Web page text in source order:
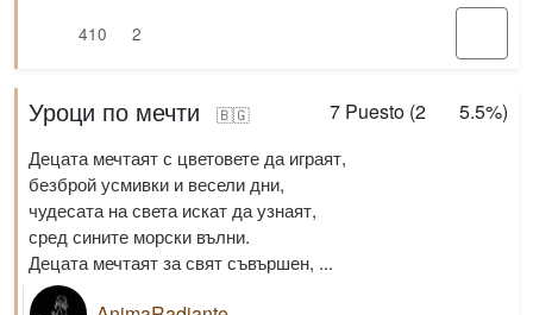
410
2
7 Puesto (2 5.5%)
Уроци по мечти 🇧🇬
Децата мечтаят с цветовете да играят,
безброй усмивки и весели дни,
чудесата на света искат да узнаят,
сред сините морски вълни.
Децата мечтаят за свят съвършен, ...